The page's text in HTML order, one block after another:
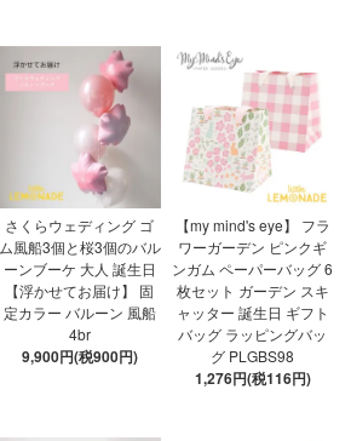
さくらウェディング ゴ
ム風船3個と桜3個のバル
ーンブーケ 大人 誕生日
【浮かせてお届け】 固
定カラー バルーン 風船
4br
9,900円(税900円)
【my mind's eye】 フラ
ワーガーデン ピンクギ
ンガム ペーパーバッグ 6
枚セット ガーデン スキ
ャッター 誕生日 ギフト
バッグ ラッピングバッ
グ PLGBS98
1,276円(税116円)